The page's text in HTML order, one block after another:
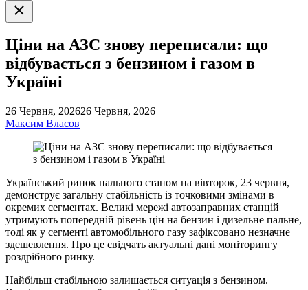
Закрити
пошук
Ціни на АЗС знову переписали: що
відбувається з бензином і газом в
Україні
26 Червня, 202626 Червня, 2026
Максим Власов
Український ринок пального станом на вівторок, 23 червня,
демонструє загальну стабільність із точковими змінами в
окремих сегментах. Великі мережі автозаправних станцій
утримують попередній рівень цін на бензин і дизельне пальне,
тоді як у сегменті автомобільного газу зафіксовано незначне
здешевлення. Про це свідчать актуальні дані моніторингу
роздрібного ринку.
Найбільш стабільною залишається ситуація з бензином.